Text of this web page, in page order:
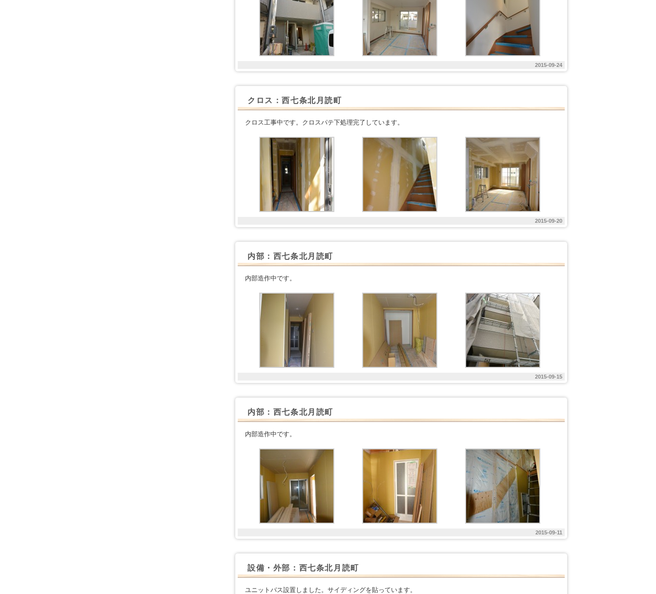
2015-09-24
クロス：西七条北月読町
クロス工事中です。クロスパテ下処理完了しています。
2015-09-20
内部：西七条北月読町
内部造作中です。
2015-09-15
内部：西七条北月読町
内部造作中です。
2015-09-11
設備・外部：西七条北月読町
ユニットバス設置しました。サイディングを貼っています。